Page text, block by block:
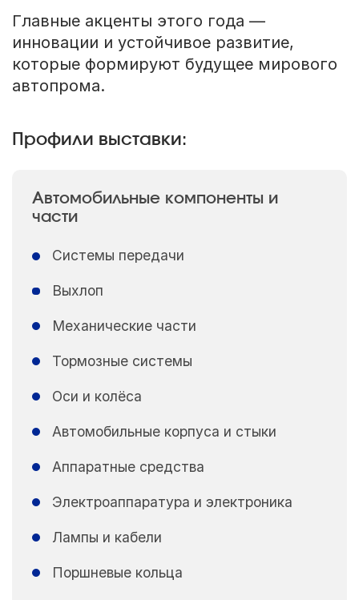
Главные акценты этого года —
инновации и устойчивое развитие,
которые формируют будущее мирового
автопрома.
Профили выставки:
Автомобильные компоненты и
части
Системы передачи
Выхлоп
Механические части
Тормозные системы
Оси и колёса
Автомобильные корпуса и стыки
Аппаратные средства
Электроаппаратура и электроника
Лампы и кабели
Поршневые кольца